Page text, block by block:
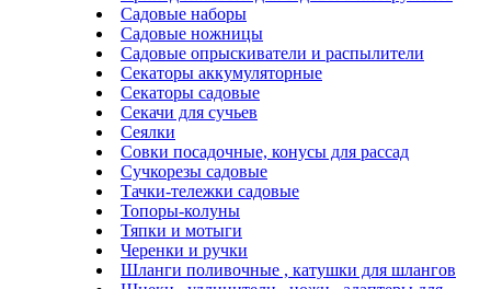
Садовые наборы
Садовые ножницы
Садовые опрыскиватели и распылители
Секаторы аккумуляторные
Секаторы садовые
Секачи для сучьев
Сеялки
Совки посадочные, конусы для рассад
Сучкорезы садовые
Тачки-тележки садовые
Топоры-колуны
Тяпки и мотыги
Черенки и ручки
Шланги поливочные , катушки для шлангов